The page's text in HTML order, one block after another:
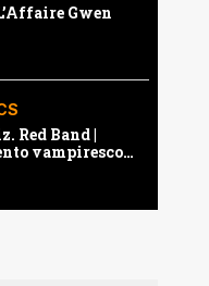
Gwen
Red Band |
vampiresco